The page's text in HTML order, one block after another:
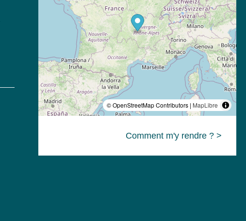
© OpenStreetMap Contributors | MapLibre
Comment m'y rendre ? >